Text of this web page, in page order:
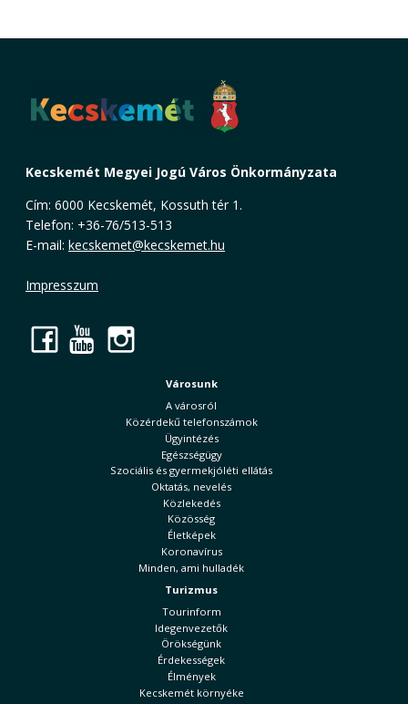
Kecskemét Megyei Jogú Város Önkormányzata
Cím: 6000 Kecskemét, Kossuth tér 1.
Telefon: +36-76/513-513
E-mail: kecskemet@kecskemet.hu
Impresszum
Facebook
YouTube
Városunk
A városról
Közérdekű telefonszámok
Ügyintézés
Egészségügy
Szociális és gyermekjóléti ellátás
Oktatás, nevelés
Közlekedés
Közösség
Életképek
Koronavírus
Minden, ami hulladék
Turizmus
Tourinform
Idegenvezetők
Örökségünk
Érdekességek
Élmények
Kecskemét környéke